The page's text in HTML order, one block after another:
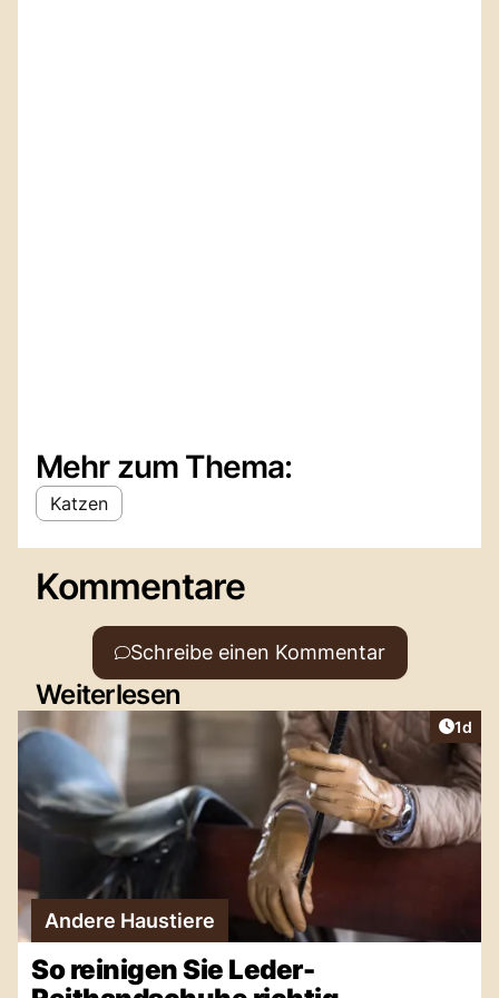
Mehr zum Thema:
Katzen
Kommentare
Schreibe einen Kommentar
Weiterlesen
1d
Andere Haustiere
So reinigen Sie Leder-